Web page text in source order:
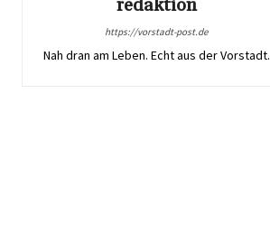
redaktion
https://vorstadt-post.de
Nah dran am Leben. Echt aus der Vorstadt.